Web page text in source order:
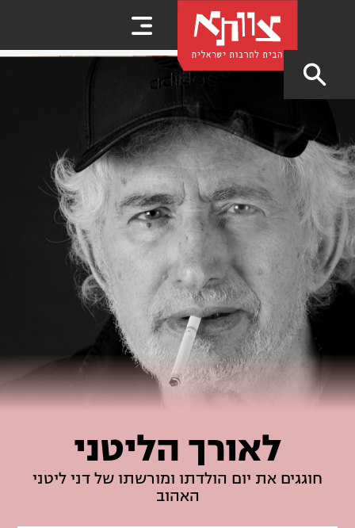
לאורך הליטני
חוגגים את יום הולדתו ומורשתו של דני ליטני
האהוב